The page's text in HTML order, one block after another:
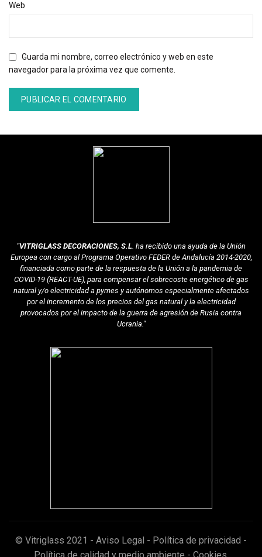
Web
Guarda mi nombre, correo electrónico y web en este
navegador para la próxima vez que comente.
"VITRIGLASS DECORACIONES, S.L. ha recibido una ayuda de la Unión
Europea con cargo al Programa Operativo FEDER de Andalucía 2014-2020,
financiada como parte de la respuesta de la Unión a la pandemia de
COVID-19 (REACT-UE), para compensar el sobrecoste energético de gas
natural y/o electricidad a pymes y autónomos especialmente afectados
por el incremento de los precios del gas natural y la electricidad
provocados por el impacto de la guerra de agresión de Rusia contra
Ucrania."
© Vitriglass 2021 - Aviso Legal - Política de privacidad -